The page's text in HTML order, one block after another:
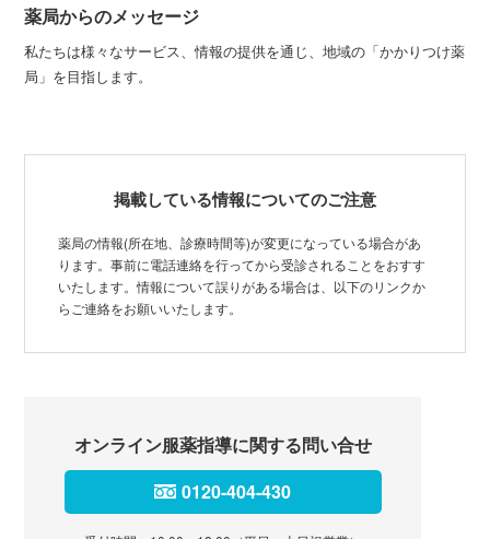
薬局からのメッセージ
私たちは様々なサービス、情報の提供を通じ、地域の「かかりつけ薬
局」を目指します。
掲載している情報についてのご注意
薬局の情報(所在地、診療時間等)が変更になっている場合があ
ります。事前に電話連絡を行ってから受診されることをおすす
いたします。情報について誤りがある場合は、以下のリンクか
らご連絡をお願いいたします。
オンライン服薬指導に関する問い合せ
0120-404-430